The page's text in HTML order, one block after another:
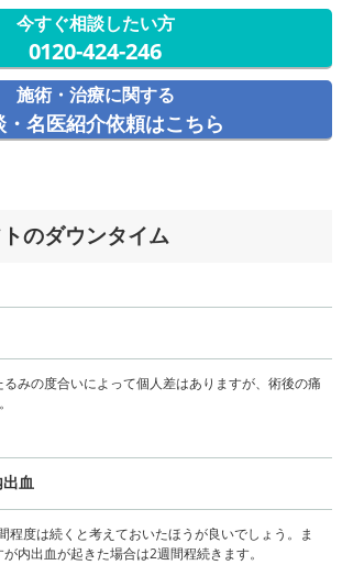
今すぐ相談したい方
0120-424-246
施術・治療に関する
・名医紹介依頼はこちら
のダウンタイム
みの度合いによって個人差はありますが、術後の痛
出血
程度は続くと考えておいたほうが良いでしょう。ま
内出血が起きた場合は2週間程続きます。